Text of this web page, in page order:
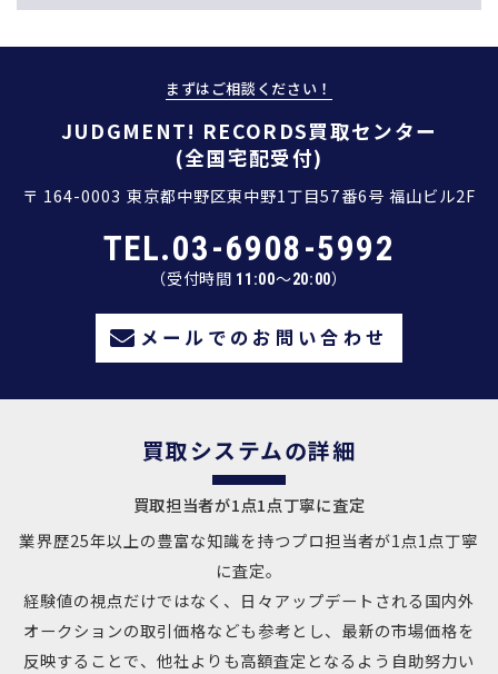
まずはご相談ください！
JUDGMENT! RECORDS買取センター
(全国宅配受付)
〒 164-0003 東京都中野区東中野1丁目57番6号 福山ビル2F
TEL.03-6908-5992
（受付時間 11:00～20:00）
メールでのお問い合わせ
買取システムの詳細
買取担当者が1点1点丁寧に査定
業界歴25年以上の豊富な知識を持つプロ担当者が1点1点丁寧
に査定。
経験値の視点だけではなく、日々アップデートされる国内外
オークションの取引価格なども参考とし、 最新の市場価格を
反映することで、他社よりも高額査定となるよう自助努力い